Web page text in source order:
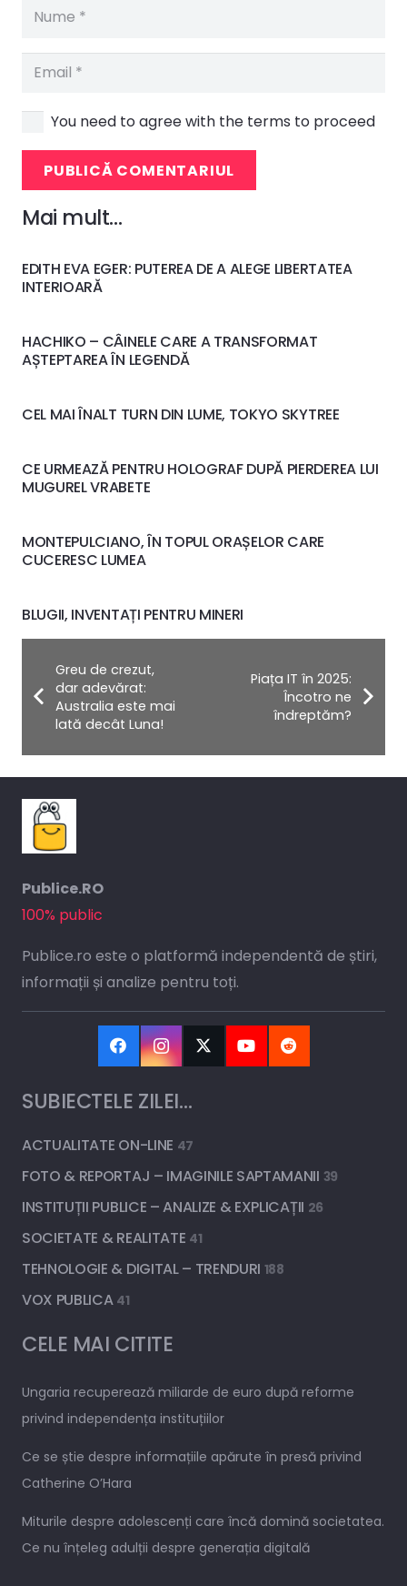
You need to agree with the terms to proceed
PUBLICĂ COMENTARIUL
Mai mult…
EDITH EVA EGER: PUTEREA DE A ALEGE LIBERTATEA
INTERIOARĂ
HACHIKO – CÂINELE CARE A TRANSFORMAT
AȘTEPTAREA ÎN LEGENDĂ
CEL MAI ÎNALT TURN DIN LUME, TOKYO SKYTREE
CE URMEAZĂ PENTRU HOLOGRAF DUPĂ PIERDEREA LUI
MUGUREL VRABETE
MONTEPULCIANO, ÎN TOPUL ORAȘELOR CARE
CUCERESC LUMEA
BLUGII, INVENTAȚI PENTRU MINERI
Greu de crezut,
dar adevărat:
Australia este mai
lată decât Luna!
Piața IT în 2025:
Încotro ne
îndreptăm?
Publice.RO
100% public
Publice.ro este o platformă independentă de știri,
informații și analize pentru toți.
SUBIECTELE ZILEI…
ACTUALITATE ON-LINE 47
FOTO & REPORTAJ – IMAGINILE SAPTAMANII 39
INSTITUȚII PUBLICE – ANALIZE & EXPLICAȚII 26
SOCIETATE & REALITATE 41
TEHNOLOGIE & DIGITAL – TRENDURI 188
VOX PUBLICA 41
CELE MAI CITITE
Ungaria recuperează miliarde de euro după reforme
privind independența instituțiilor
Ce se știe despre informațiile apărute în presă privind
Catherine O’Hara
Miturile despre adolescenți care încă domină societatea.
Ce nu înțeleg adulții despre generația digitală